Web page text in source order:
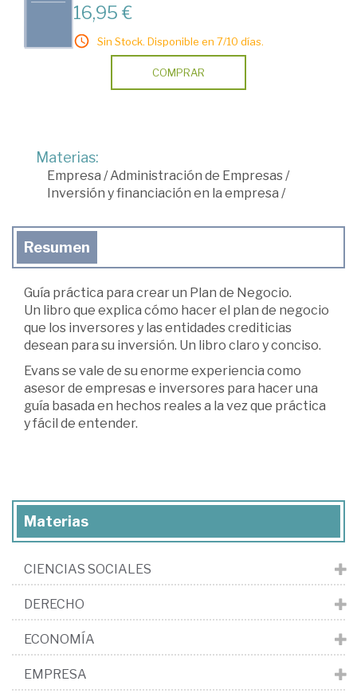
16,95 €
Sin Stock. Disponible en 7/10 días.
COMPRAR
Materias:
Empresa /Administración de Empresas/
Inversión y financiación en la empresa /
Resumen
Guía práctica para crear un Plan de Negocio.
Un libro que explica cómo hacer el plan de negocio
que los inversores y las entidades crediticias
desean para su inversión. Un libro claro y conciso.
Evans se vale de su enorme experiencia como
asesor de empresas e inversores para hacer una
guía basada en hechos reales a la vez que práctica
y fácil de entender.
Materias
CIENCIAS SOCIALES
DERECHO
ECONOMÍA
EMPRESA